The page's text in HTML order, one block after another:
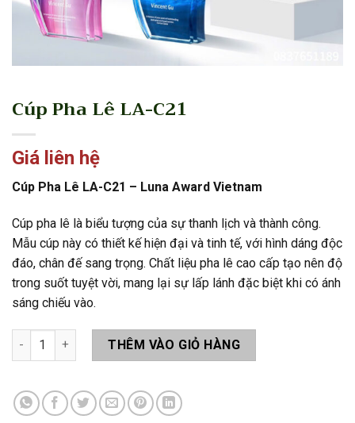
Cúp Pha Lê LA-C21
Giá liên hệ
Cúp Pha Lê LA-C21 – Luna Award Vietnam
Cúp pha lê là biểu tượng của sự thanh lịch và thành công.
Mẫu cúp này có thiết kế hiện đại và tinh tế, với hình dáng độc
đáo, chân đế sang trọng. Chất liệu pha lê cao cấp tạo nên độ
trong suốt tuyệt vời, mang lại sự lấp lánh đặc biệt khi có ánh
sáng chiếu vào.
Cúp Pha Lê LA-C21 số lượngTHÊM VÀO GIỎ HÀNG